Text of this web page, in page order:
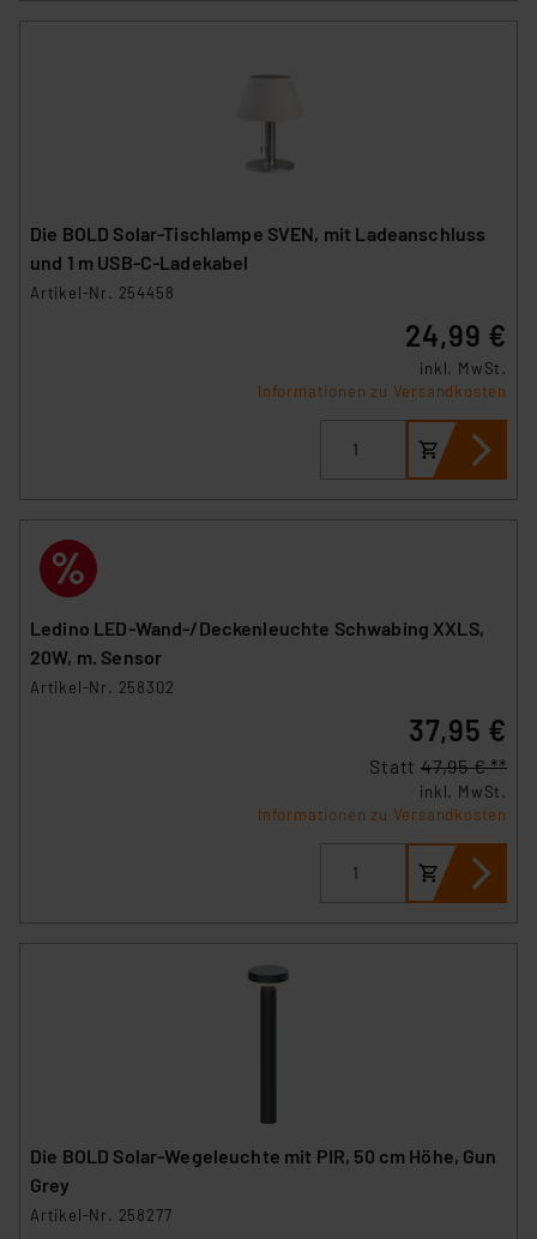
der Datenschutzerklärung. Für die USA besteht kein
Datenschutz nach EU-Standards eingestuft wird. So
Überwachungsprogrammen verarbeiten, ohne dass
hiergegen Klagemöglichkeiten für Europäer bestehen.
Unsere Kooperation mit diesen Dienstleistern stützt
sich auf die Standarddatenschutzklauseln der
Europäischen Kommission sowie einer eigenen
Beurteilung der mit der Datenübermittlung,
insbesondere der Art der übermittelten Daten,
Die BOLD Solar-Tischlampe SVEN, mit Ladeanschluss
und 1 m USB-C-Ladekabel
Artikel-Nr. 254458
24,99 €
inkl. MwSt.
Informationen zu Versandkosten
Ledino LED-Wand-/Deckenleuchte Schwabing XXLS,
20W, m. Sensor
Artikel-Nr. 258302
37,95 €
Statt 47,95 € **
inkl. MwSt.
Informationen zu Versandkosten
Die BOLD Solar-Wegeleuchte mit PIR, 50 cm Höhe, Gun
Grey
Artikel-Nr. 258277